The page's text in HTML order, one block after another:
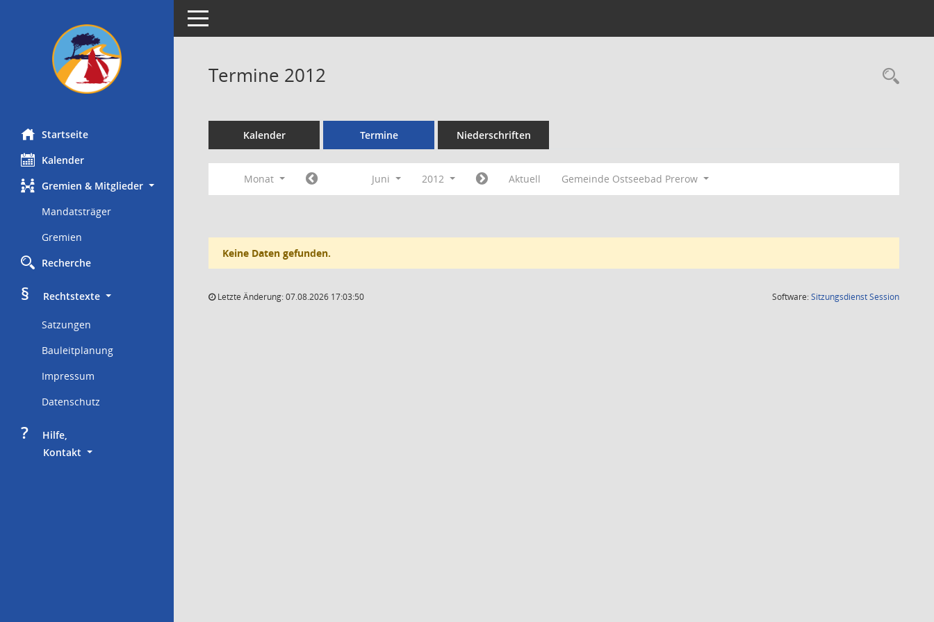
Startseite
Kalender
Gremien & Mitglieder
Mandatsträger
Gremien
Recherche
§
     Rechtstexte
Satzungen
Bauleitplanung
Impressum
Datenschutz
?
     Hilfe,
Kontakt
Toggle navigation
Termine 2012
Kalender Termine Niederschriften
Monat Juni 2012 Aktuell Gemeinde Ostseebad Prerow
Keine Daten gefunden.
Letzte Änderung: 07.08.2026 17:03:50 Software:SitzungsdienstSession(Wird in